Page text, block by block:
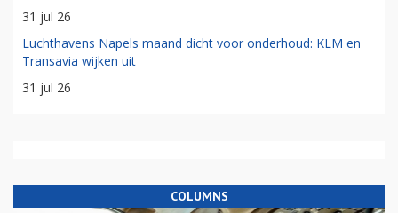
31 jul 26
Luchthavens Napels maand dicht voor onderhoud: KLM en
Transavia wijken uit
31 jul 26
COLUMNS